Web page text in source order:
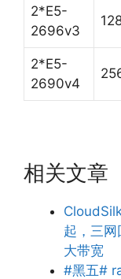
2*E5-
2696v3
2*E5-
2690v4
相关文章
起，三
大带宽
#黑五#